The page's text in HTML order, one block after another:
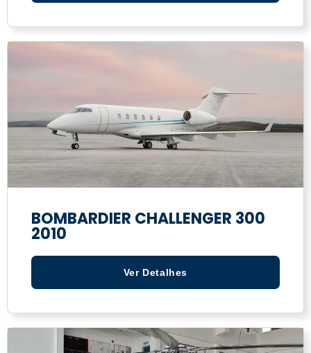
BOMBARDIER CHALLENGER 300
2010
Ver Detalhes